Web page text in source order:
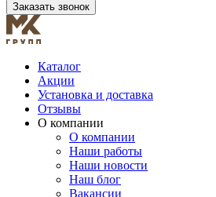
Заказать звонок
Каталог
Акции
Установка и доставка
Отзывы
О компании
О компании
Наши работы
Наши новости
Наш блог
Вакансии